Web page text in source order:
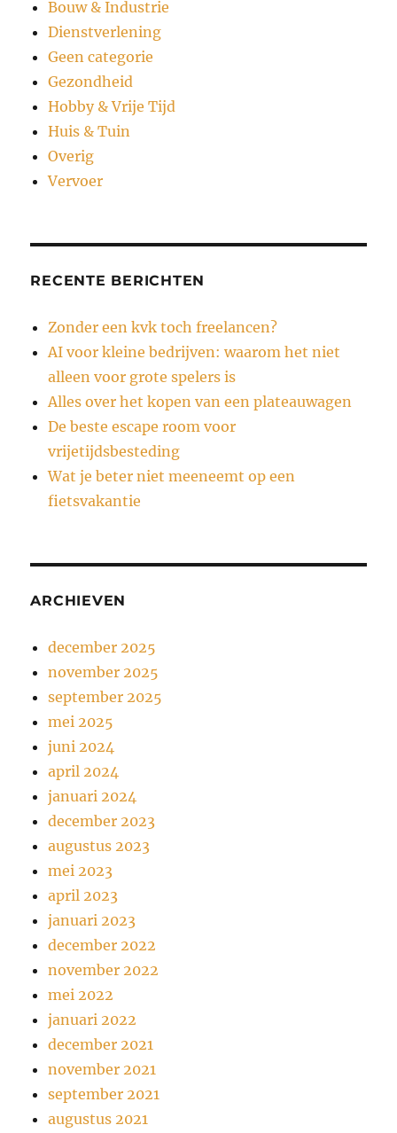
Bouw & Industrie
Dienstverlening
Geen categorie
Gezondheid
Hobby & Vrije Tijd
Huis & Tuin
Overig
Vervoer
RECENTE BERICHTEN
Zonder een kvk toch freelancen?
AI voor kleine bedrijven: waarom het niet
alleen voor grote spelers is
Alles over het kopen van een plateauwagen
De beste escape room voor
vrijetijdsbesteding
Wat je beter niet meeneemt op een
fietsvakantie
ARCHIEVEN
december 2025
november 2025
september 2025
mei 2025
juni 2024
april 2024
januari 2024
december 2023
augustus 2023
mei 2023
april 2023
januari 2023
december 2022
november 2022
mei 2022
januari 2022
december 2021
november 2021
september 2021
augustus 2021